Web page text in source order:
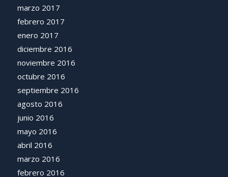
marzo 2017
febrero 2017
enero 2017
diciembre 2016
noviembre 2016
octubre 2016
septiembre 2016
agosto 2016
junio 2016
mayo 2016
abril 2016
marzo 2016
febrero 2016